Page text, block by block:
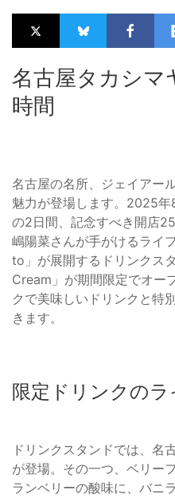
名古屋タカシマ
時間
名古屋の名所、ジェイアー
魅力が登場します。2025年
の2日間、記念すべき開店
嶋陽菜さんが手がけるライ
to」が展開するドリンクス
Cream」が期間限定でオー
クで美味しいドリンクと特
きます。
限定ドリンクの
ドリンクスタンドでは、名
が登場。その一つ、ベリー
ランベリーの酸味に、バニ